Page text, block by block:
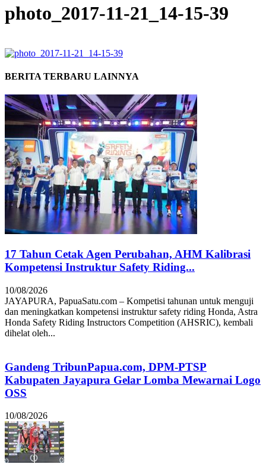
photo_2017-11-21_14-15-39
BERITA TERBARU LAINNYA
17 Tahun Cetak Agen Perubahan, AHM Kalibrasi
Kompetensi Instruktur Safety Riding...
10/08/2026
JAYAPURA, PapuaSatu.com – Kompetisi tahunan untuk menguji
dan meningkatkan kompetensi instruktur safety riding Honda, Astra
Honda Safety Riding Instructors Competition (AHSRIC), kembali
dihelat oleh...
Gandeng TribunPapua.com, DPM-PTSP
Kabupaten Jayapura Gelar Lomba Mewarnai Logo
OSS
10/08/2026